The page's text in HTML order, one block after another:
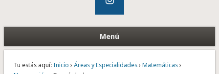
Menú
Tu estás aquí: Inicio › Áreas y Especialidades› Matemáticas›